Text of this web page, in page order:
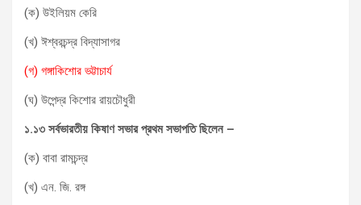
(ক) উইলিয়ম কেরি
(খ) ঈশ্বরচন্দ্র বিদ্যাসাগর
(গ) গঙ্গাকিশোর ভট্টাচার্য
(ঘ) উপেন্দ্র কিশোর রায়চৌধুরী
১.১৩ সর্বভারতীয় কিষাণ সভার প্রথম সভাপতি ছিলেন –
(ক) বাবা রামচন্দ্র
(খ) এন. জি. রঙ্গ